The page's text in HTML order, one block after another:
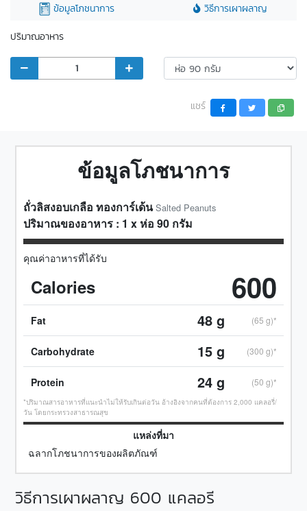
ข้อมูลโภชนาการ
วิธีการเผาผลาญ
ปริมาณอาหาร
แชร์
วิธีการเผาผลาญ 600 แคลอรี
ข้อมูลโภชนาการ
ถั่วลิสงอบเกลือ ทองการ์เด้นSalted Peanuts
ปริมาณของอาหาร : 1 x ห่อ 90 กรัม
คุณค่าอาหารที่ได้รับ
Calories 600
Fat 48g (65 g)*
Carbohydrate 15g (300 g)*
Protein 24g (50 g)*
*ปริมาณสารอาหารที่แนะนำไม่ให้รับเกินต่อวัน อ้างอิงจากคนที่ต้องการ 2,000 แคลอรี่/
วัน โดยกระทรวงสาธารณสุข
แหล่งที่มา
ฉลากโภชนาการของผลิตภัณฑ์